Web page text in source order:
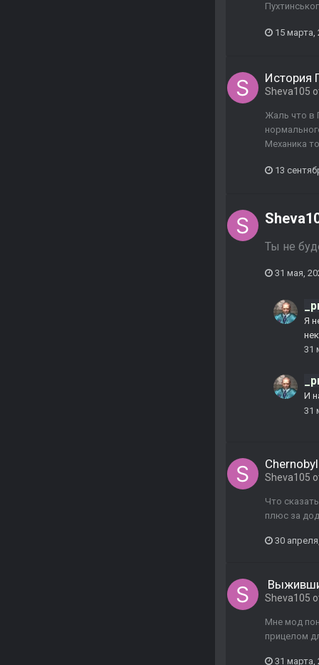
15 марта,
История
Sheva105
Жаль что в
Механика
13
Ты не
31 мая,
Я
31
И
31
Sheva105
Что
плюс за
30
Sheva105
Мне мод
прицелом
31 марта,